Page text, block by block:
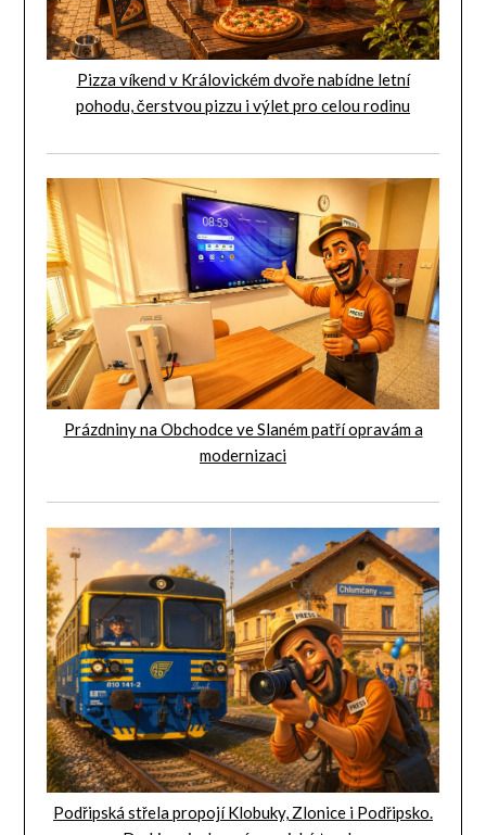
Pizza víkend v Královickém dvoře nabídne letní
pohodu, čerstvou pizzu i výlet pro celou rodinu
Prázdniny na Obchodce ve Slaném patří opravám a
modernizaci
Podřipská střela propojí Klobuky, Zlonice i Podřipsko.